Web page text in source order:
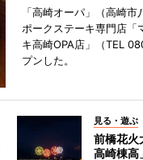
「高崎オーパ」（高崎市
ポークステーキ専門店「
キ高崎OPA店」（TEL
プンした。
見る・遊ぶ
前橋花火
高崎棟高